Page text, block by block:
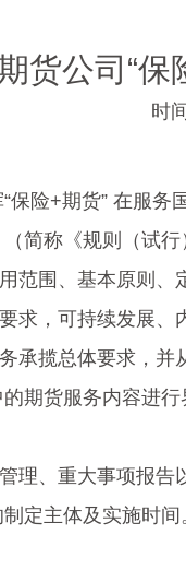
货公司“
时
保险+期货” 在服
（简称《规则（试
范围、基本原则、
求，可持续发展、
承揽总体要求，
的期货服务内容
理、重大事项报告
定主体及实施时间